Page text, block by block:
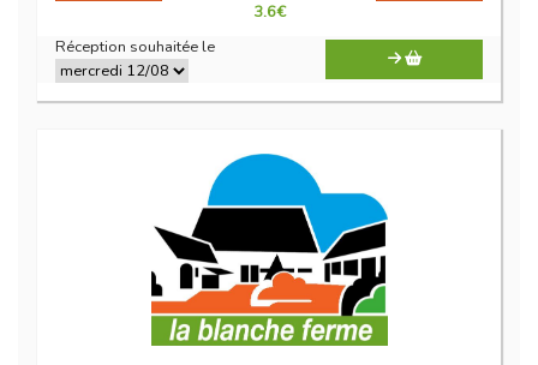
3.6€
Réception souhaitée le